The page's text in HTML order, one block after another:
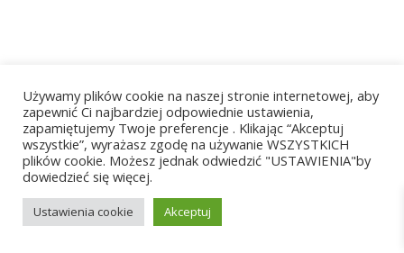
Używamy plików cookie na naszej stronie internetowej, aby
zapewnić Ci najbardziej odpowiednie ustawienia,
zapamiętujemy Twoje preferencje . Klikając “Akceptuj
wszystkie”, wyrażasz zgodę na używanie WSZYSTKICH
plików cookie. Możesz jednak odwiedzić "USTAWIENIA"by
dowiedzieć się więcej.
Ustawienia cookie Akceptuj